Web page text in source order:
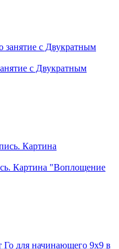
с Двукратным
Картина "Воплощение